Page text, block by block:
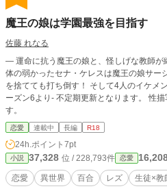
魔王の娘は学園最強を目指す
佐藤 れなる
― 運命に抗う魔王の娘と、怪しげな教師が織りな
体の弱かったセナ・ケレスは魔王の娘サー
を捨てても打ち倒す！ そして4人のイケメ
ーズン6より- 不定期更新となります。 性描写があるものは題名に記載致しま
す。
恋愛 連載中 長編 R18
24h.ポイント 7pt
小説 37,328 位 / 228,793件 恋愛
恋愛 異世界 百合 レズ 生徒×教